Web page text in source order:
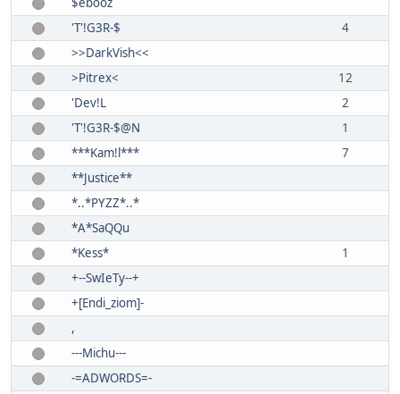
'T'!G3R-$
4
>>DarkVish<<
>Pitrex<
12
'Dev!L
2
'T'!G3R-$@N
1
***Kam!l***
7
**Justice**
*..*PYZZ*..*
*A*SaQQu
*Kess*
1
+--SwIeTy--+
+[Endi_ziom]-
,
---Michu---
-=ADWORDS=-